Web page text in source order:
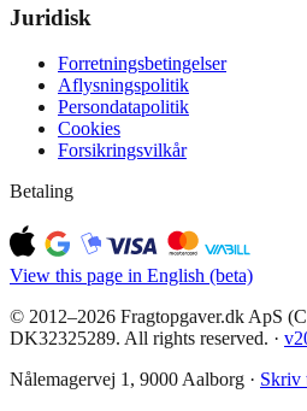
Juridisk
Forretningsbetingelser
Aflysningspolitik
Persondatapolitik
Cookies
Forsikringsvilkår
Betaling
View this page in English (beta)
© 2012–2026 Fragtopgaver.dk ApS
DK32325289. All rights reserved. · v
Nålemagervej 1, 9000 Aalborg · Skriv